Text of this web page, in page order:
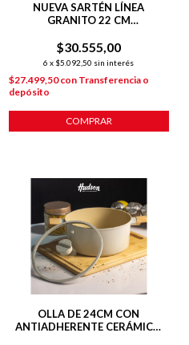
NUEVA SARTÉN LÍNEA
GRANITO 22 CM
$30.555,00
6 x $5.092,50 sin interés
$27.499,50con Transferencia o
depósito
COMPRAR
OLLA DE 24CM CON
ANTIADHERENTE CERÁMICO